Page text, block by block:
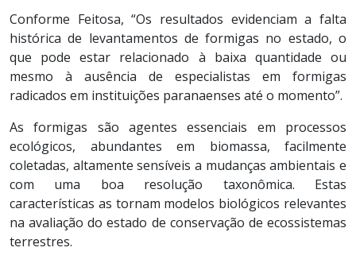
Conforme Feitosa, “Os resultados evidenciam a falta
histórica de levantamentos de formigas no estado, o
que pode estar relacionado à baixa quantidade ou
mesmo à ausência de especialistas em formigas
radicados em instituições paranaenses até o momento”.
As formigas são agentes essenciais em processos
ecológicos, abundantes em biomassa, facilmente
coletadas, altamente sensíveis a mudanças ambientais e
com uma boa resolução taxonômica. Estas
características as tornam modelos biológicos relevantes
na avaliação do estado de conservação de ecossistemas
terrestres.